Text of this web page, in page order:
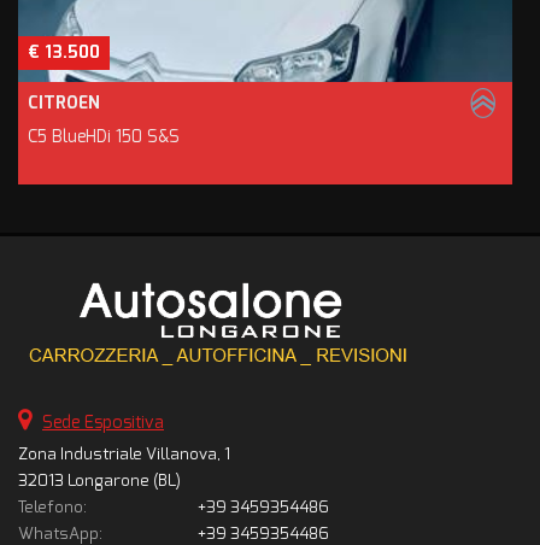
€ 13.500
CITROEN
C5 BlueHDi 150 S&S
Sede Espositiva
Zona Industriale Villanova, 1
32013 Longarone (BL)
Telefono:
+39 3459354486
WhatsApp:
+39 3459354486